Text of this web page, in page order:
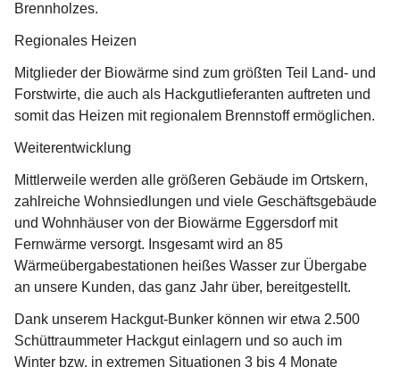
Brennholzes.
Regionales Heizen
Mitglieder der Biowärme sind zum größten Teil Land- und
Forstwirte, die auch als Hackgutlieferanten auftreten und
somit das Heizen mit regionalem Brennstoff ermöglichen.
Weiterentwicklung
Mittlerweile werden alle größeren Gebäude im Ortskern,
zahlreiche Wohnsiedlungen und viele Geschäftsgebäude
und Wohnhäuser von der Biowärme Eggersdorf mit
Fernwärme versorgt. Insgesamt wird an 85
Wärmeübergabestationen heißes Wasser zur Übergabe
an unsere Kunden, das ganz Jahr über, bereitgestellt.
Dank unserem Hackgut-Bunker können wir etwa 2.500
Schüttraummeter Hackgut einlagern und so auch im
Winter bzw. in extremen Situationen 3 bis 4 Monate